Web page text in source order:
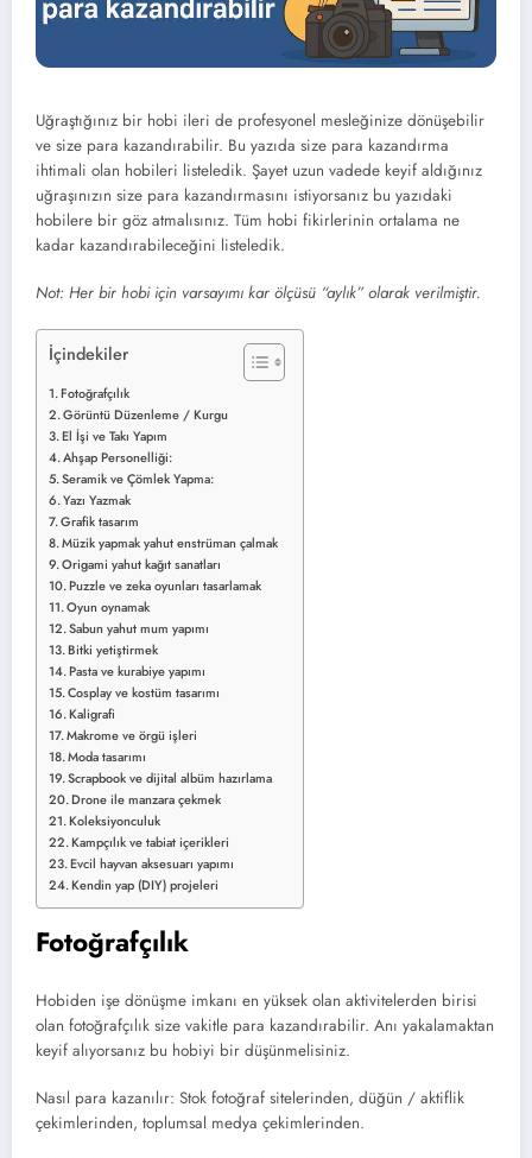
Uğraştığınız bir hobi ileri de profesyonel mesleğinize dönüşebilir
ve size para kazandırabilir. Bu yazıda size para kazandırma
ihtimali olan hobileri listeledik. Şayet uzun vadede keyif aldığınız
uğraşınızın size para kazandırmasını istiyorsanız bu yazıdaki
hobilere bir göz atmalısınız. Tüm hobi fikirlerinin ortalama ne
kadar kazandırabileceğini listeledik.
Not: Her bir hobi için varsayımı kar ölçüsü “aylık” olarak verilmiştir.
İçindekiler
Fotoğrafçılık
Görüntü Düzenleme / Kurgu
El İşi ve Takı Yapım
Ahşap Personelliği:
Seramik ve Çömlek Yapma:
Yazı Yazmak
Grafik tasarım
Müzik yapmak yahut enstrüman çalmak
Origami yahut kağıt sanatları
Puzzle ve zeka oyunları tasarlamak
Oyun oynamak
Sabun yahut mum yapımı
Bitki yetiştirmek
Pasta ve kurabiye yapımı
Cosplay ve kostüm tasarımı
Kaligrafi
Makrome ve örgü işleri
Moda tasarımı
Scrapbook ve dijital albüm hazırlama
Drone ile manzara çekmek
Koleksiyonculuk
Kampçılık ve tabiat içerikleri
Evcil hayvan aksesuarı yapımı
Kendin yap (DIY) projeleri
Fotoğrafçılık
Hobiden işe dönüşme imkanı en yüksek olan aktivitelerden birisi
olan fotoğrafçılık size vakitle para kazandırabilir. Anı yakalamaktan
keyif alıyorsanız bu hobiyi bir düşünmelisiniz.
Nasıl para kazanılır: Stok fotoğraf sitelerinden, düğün / aktiflik
çekimlerinden, toplumsal medya çekimlerinden.